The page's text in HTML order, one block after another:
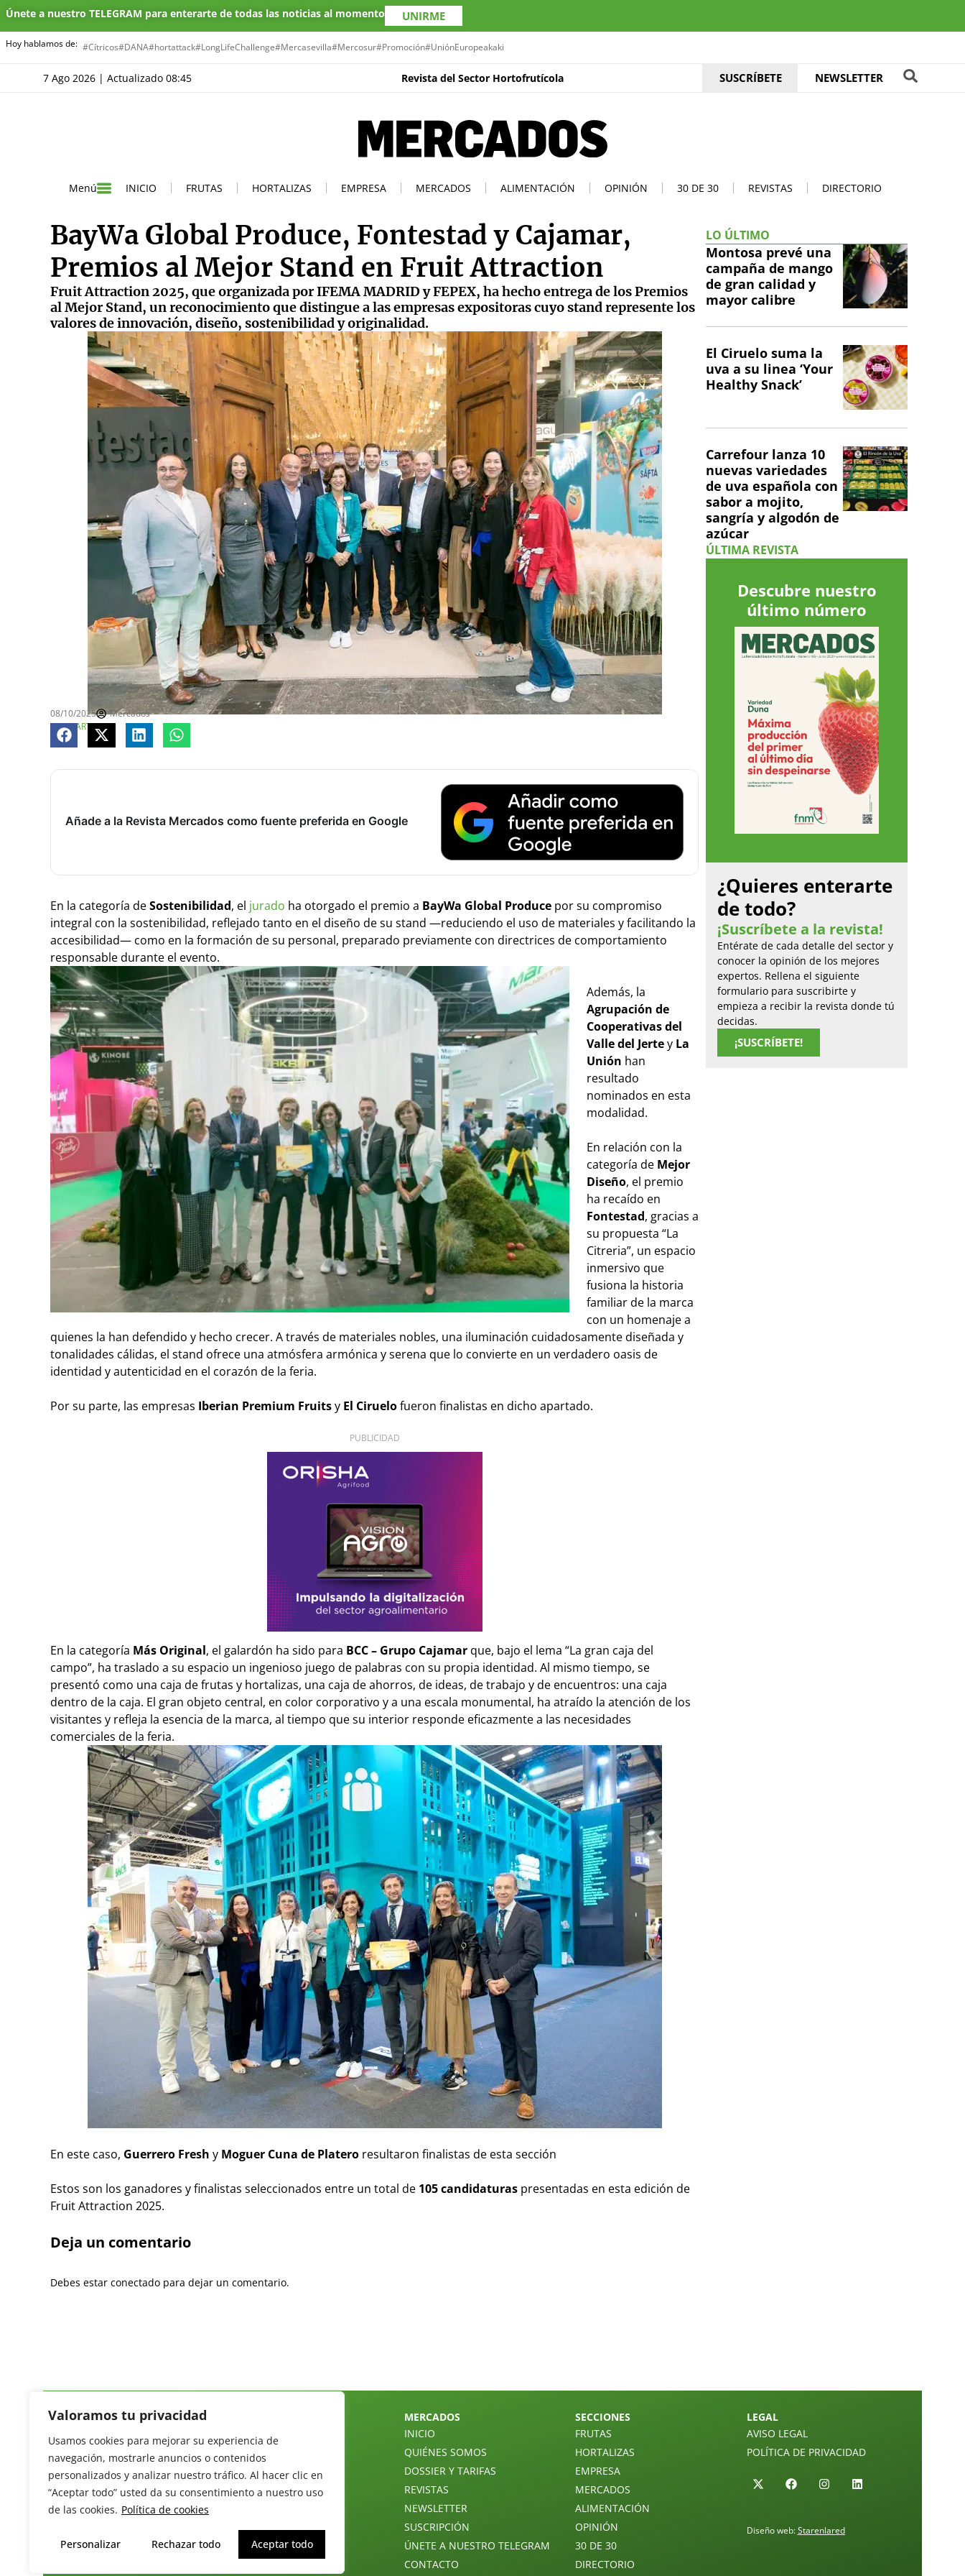
Valoramos tu privacidad
Usamos cookies para mejorar su experiencia de
navegación, mostrarle anuncios o contenidos
personalizados y analizar nuestro tráfico. Al hacer clic en
“Aceptar todo” usted da su consentimiento a nuestro uso
de las cookies. Política de cookies
Personalizar Rechazar todo Aceptar todo
Únete a nuestro TELEGRAM para enterarte de todas las noticias al momento UNIRME
Hoy hablamos de: #Cítricos#DANA#hortattack#LongLifeChallenge#Mercasevilla#Mercosur#Promoción#UniónEuropeakaki
7 Ago 2026 | Actualizado 08:45 Revista del Sector Hortofrutícola SUSCRÍBETE NEWSLETTER
Menú INICIO FRUTAS HORTALIZAS EMPRESA MERCADOS ALIMENTACIÓN OPINIÓN 30 DE 30 REVISTAS DIRECTORIO
BayWa Global Produce, Fontestad y Cajamar,
Premios al Mejor Stand en Fruit Attraction
Fruit Attraction 2025, que organizada por IFEMA MADRID y FEPEX, ha hecho entrega de los Premios
al Mejor Stand, un reconocimiento que distingue a las empresas expositoras cuyo stand represente los
valores de innovación, diseño, sostenibilidad y originalidad.
08/10/2025
Mercados
COMPARTE
Añade a la Revista Mercados como fuente preferida en Google
En la categoría deSostenibilidad, el jurado ha otorgado el premio a BayWa Global Produce por su compromiso
integral con la sostenibilidad, reflejado tanto en el diseño de su stand —reduciendo el uso de materiales y facilitando la
accesibilidad— como en la formación de su personal, preparado previamente con directrices de comportamiento
responsable durante el evento.
Además, la
Agrupación de
Cooperativas del
Valle del Jertey La
Unión han
resultado
nominados en esta
modalidad.
En relación con la
categoría de Mejor
Diseño, el premio
ha recaído en
Fontestad, gracias a
su propuesta “La
Citreria”, un espacio
inmersivo que
fusiona la historia
familiar de la marca
con un homenaje a
quienes la han defendido y hecho crecer. A través de materiales nobles, una iluminación cuidadosamente diseñada y
tonalidades cálidas, el stand ofrece una atmósfera armónica y serena que lo convierte en un verdadero oasis de
identidad y autenticidad en el corazón de la feria.
Por su parte, las empresas Iberian Premium Fruitsy El Ciruelofueron finalistas en dicho apartado.
PUBLICIDAD
En la categoría Más Original, el galardón ha sido para BCC – Grupo Cajamar que, bajo el lema “La gran caja del
campo”, ha traslado a su espacio un ingenioso juego de palabras con su propia identidad. Al mismo tiempo, se
presentó como una caja de frutas y hortalizas, una caja de ahorros, de ideas, de trabajo y de encuentros: una caja
dentro de la caja. El gran objeto central, en color corporativo y a una escala monumental, ha atraído la atención de los
visitantes y refleja la esencia de la marca, al tiempo que su interior responde eficazmente a las necesidades
comerciales de la feria.
En este caso, Guerrero Fresh y Moguer Cuna de Platero resultaron finalistas de esta sección
Estos son los ganadores y finalistas seleccionados entre un total de 105 candidaturas presentadas en esta edición de
Fruit Attraction 2025.
Deja un comentario
Debes estar conectado para dejar un comentario.
LO ÚLTIMO
Montosa prevé una
campaña de mango
de gran calidad y
mayor calibre
El Ciruelo suma la
uva a su linea ‘Your
Healthy Snack’
Carrefour lanza 10
nuevas variedades
de uva española con
sabor a mojito,
sangría y algodón de
azúcar
ÚLTIMA REVISTA
Descubre nuestro
último número
¿Quieres enterarte
de todo?
¡Suscríbete a la revista!
Entérate de cada detalle del sector y
conocer la opinión de los mejores
expertos. Rellena el siguiente
formulario para suscribirte y
empieza a recibir la revista donde tú
decidas.
¡SUSCRÍBETE!
Revista del Sector Hortofrutícola
C/ Presidente Cárdenas nº 10.
41013 Sevilla. ESPAÑA
Tel: (+34) 954 25 88 51
redaccion@revistamercados.com
MERCADOS
INICIO
QUIÉNES SOMOS
DOSSIER Y TARIFAS
REVISTAS
NEWSLETTER
SUSCRIPCIÓN
ÚNETE A NUESTRO TELEGRAM
CONTACTO
SECCIONES
FRUTAS
HORTALIZAS
EMPRESA
MERCADOS
ALIMENTACIÓN
OPINIÓN
30 DE 30
DIRECTORIO
LEGAL
AVISO LEGAL
POLÍTICA DE PRIVACIDAD
Diseño web:Starenlared